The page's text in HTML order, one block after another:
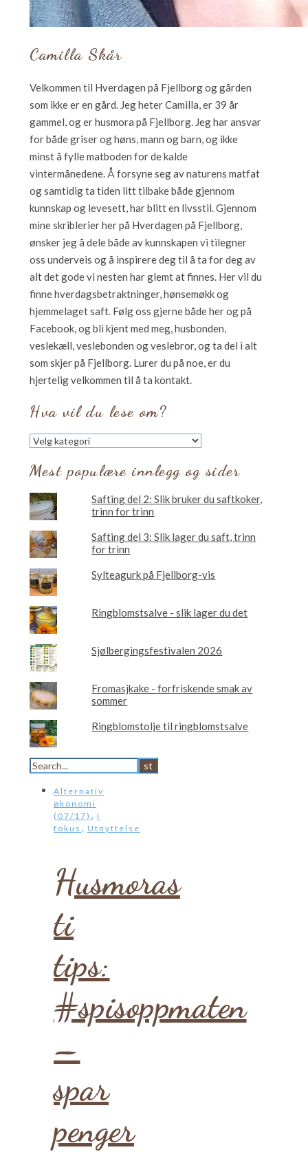
Camilla Skår
Velkommen til Hverdagen på Fjellborg og gården
som ikke er en gård. Jeg heter Camilla, er 39 år
gammel, og er husmora på Fjellborg. Jeg har ansvar
for både griser og høns, mann og barn, og ikke
minst å fylle matboden for de kalde
vintermånedene. Å forsyne seg av naturens matfat
og samtidig ta tiden litt tilbake både gjennom
kunnskap og levesett, har blitt en livsstil. Gjennom
mine skriblerier her på Hverdagen på Fjellborg,
ønsker jeg å dele både av kunnskapen vi tilegner
oss underveis og å inspirere deg til å ta for deg av
alt det gode vi nesten har glemt at finnes. Her vil du
finne hverdagsbetraktninger, hønsemøkk og
hjemmelaget saft. Følg oss gjerne både her og på
Facebook, og bli kjent med meg, husbonden,
veslekæll, veslebonden og veslebror, og ta del i alt
som skjer på Fjellborg. Lurer du på noe, er du
hjertelig velkommen til å ta kontakt.
Hva vil du lese om?
Hva
vil
du
lese
Mest populære innlegg og sider
Safting del 2: Slik bruker du saftkoker,
trinn for trinn
Safting del 3: Slik lager du saft, trinn
for trinn
Sylteagurk på Fjellborg-vis
Ringblomstsalve - slik lager du det
Sjølbergingsfestivalen 2026
Fromasjkake - forfriskende smak av
sommer
Ringblomstolje til ringblomstsalve
Alternativ
økonomi
(07/17) , I
fokus , Utnyttelse
Husmoras
ti
tips:
#spisoppmaten
–
spar
penger